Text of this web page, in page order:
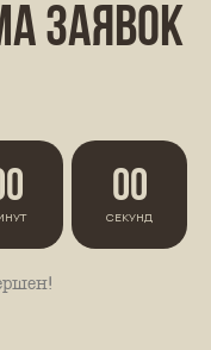
заявок
00
СЕКУНД